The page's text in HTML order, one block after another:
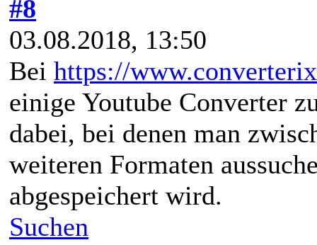
#8
03.08.2018, 13:50
Bei https://
einige Youtube Converter
dabei, bei denen man
weiteren Formaten
abgespeichert wird.
Suchen